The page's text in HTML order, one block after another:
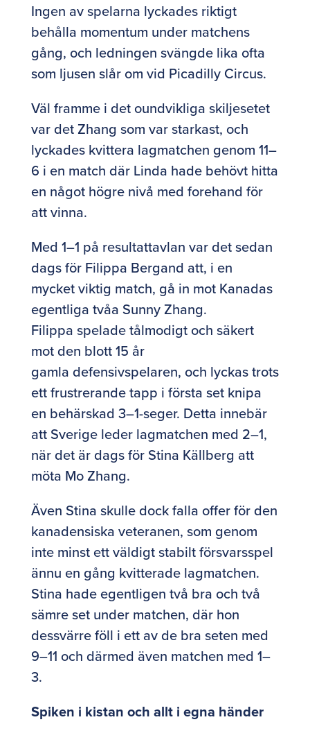
Ingen av spelarna lyckades riktigt
behålla momentum under matchens
gång, och ledningen svängde lika ofta
som ljusen slår om vid Picadilly Circus.
Väl framme i det oundvikliga skiljesetet
var det Zhang som var starkast, och
lyckades kvittera lagmatchen genom 11–
6 i en match där Linda hade behövt hitta
en något högre nivå med forehand för
att vinna.
Med 1–1 på resultattavlan var det sedan
dags för Filippa Bergand att, i en
mycket viktig match, gå in mot Kanadas
egentliga tvåa Sunny Zhang.
Filippa spelade tålmodigt och säkert
mot den blott 15 år
gamla defensivspelaren, och lyckas trots
ett frustrerande tapp i första set knipa
en behärskad 3–1-seger. Detta innebär
att Sverige leder lagmatchen med 2–1,
när det är dags för Stina Källberg att
möta Mo Zhang.
Även Stina skulle dock falla offer för den
kanadensiska veteranen, som genom
inte minst ett väldigt stabilt försvarsspel
ännu en gång kvitterade lagmatchen.
Stina hade egentligen två bra och två
sämre set under matchen, där hon
dessvärre föll i ett av de bra seten med
9–11 och därmed även matchen med 1–
3.
Spiken i kistan och allt i egna händer